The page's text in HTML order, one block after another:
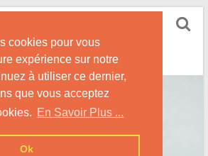
cookies pour vous
expérience sur notre
à utiliser ce dernier,
que vous acceptez
En Savoir Plus ...
Ok
Une Femme